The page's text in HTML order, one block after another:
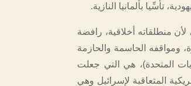
تأسِّيا بألمانيا النازية.
منطلقاته أخلاقية، رافضة
ومواقفه الحاسمة والحازمة
المتحدة)، هي التي جعلت
المتعاقبة لإسرائيل وهي